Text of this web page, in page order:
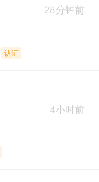
28分钟前
认证
4小时前